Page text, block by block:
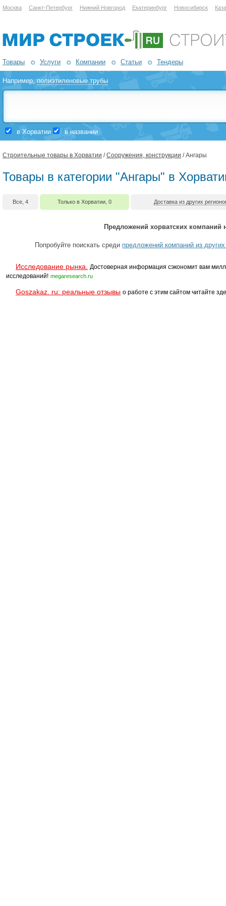
Москва Санкт-Петербург Нижний Новгород Екатеринбург Новосибирск
Товары Услуги Компании Статьи Тендеры
Например,полиэтиленовые трубы
в Хорватии в названии
Строительные товары в Хорватии /Сооружения, конструкции / Ангары
Товары в категории "Ангары" в
Все, 4 Только в Хорватии, 0 Доставка из других
Предложений хорватских компаний
Попробуйте поискать среди предложений компаний из
Исследование рынка.
Достоверная информация сэкономит вам
исследований! megaresearch.ru
Goszakaz. ru: реальные отзывы о работе с этим сайтом читайте